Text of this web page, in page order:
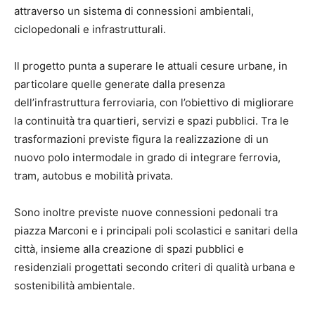
attraverso un sistema di connessioni ambientali,
ciclopedonali e infrastrutturali.
Il progetto punta a superare le attuali cesure urbane, in
particolare quelle generate dalla presenza
dell’infrastruttura ferroviaria, con l’obiettivo di migliorare
la continuità tra quartieri, servizi e spazi pubblici. Tra le
trasformazioni previste figura la realizzazione di un
nuovo polo intermodale in grado di integrare ferrovia,
tram, autobus e mobilità privata.
Sono inoltre previste nuove connessioni pedonali tra
piazza Marconi e i principali poli scolastici e sanitari della
città, insieme alla creazione di spazi pubblici e
residenziali progettati secondo criteri di qualità urbana e
sostenibilità ambientale.